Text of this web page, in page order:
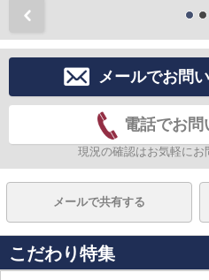
メールでお問
電話でお問
現況の確認はお気軽にお
メールで共有する
こだわり特集